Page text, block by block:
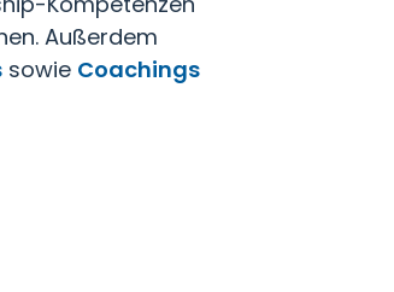
Außerdem
sowie Coachings